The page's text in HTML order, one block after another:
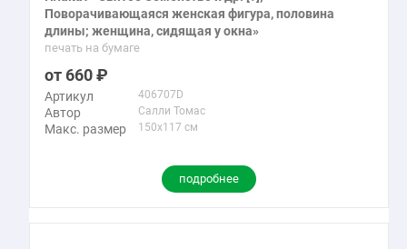
Поворачивающаяся женская фигура, половина
длины; женщина, сидящая у окна»
печать на бумаге
660
Артикул 406707D
Автор Салли Томас
Макс. размер 150x117 см
подробнее